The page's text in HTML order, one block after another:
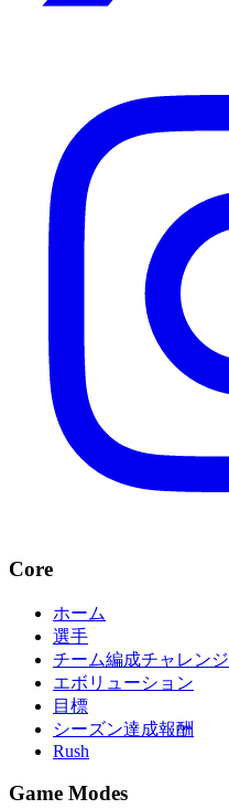
Core
ホーム
選手
チーム編成チャレンジ
エボリューション
目標
シーズン達成報酬
Rush
Game Modes